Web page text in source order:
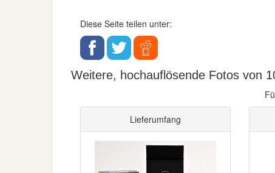
Diese Seite teilen unter:
Weitere, hochauflösende Fotos von
Lieferumfang